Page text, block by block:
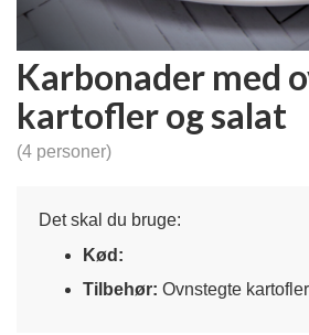
Karbonader med
kartofler og salat
(4 personer)
Det skal du bruge:
Kød:
Tilbehør: Ovnstegte